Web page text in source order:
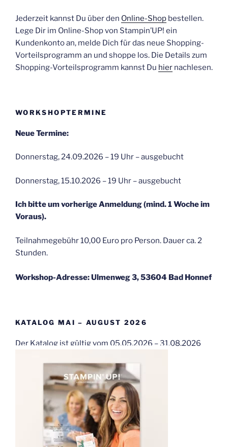
Jederzeit kannst Du über den Online-Shop bestellen.
Lege Dir im Online-Shop von Stampin’UP! ein
Kundenkonto an, melde Dich für das neue Shopping-
Vorteilsprogramm an und shoppe los. Die Details zum
Shopping-Vorteilsprogramm kannst Du hier nachlesen.
WORKSHOPTERMINE
Neue Termine:
Donnerstag, 24.09.2026 – 19 Uhr – ausgebucht
Donnerstag, 15.10.2026 – 19 Uhr – ausgebucht
Ich bitte um vorherige Anmeldung (mind. 1 Woche im
Voraus).
Teilnahmegebühr 10,00 Euro pro Person. Dauer ca. 2
Stunden.
Workshop-Adresse: Ulmenweg 3, 53604 Bad Honnef
KATALOG MAI – AUGUST 2026
Der Katalog ist gültig vom 05.05.2026 – 31.08.2026